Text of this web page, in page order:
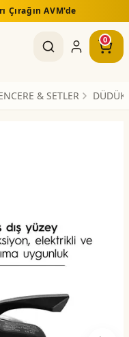
Çırağın AVM'de
0
& SETLER